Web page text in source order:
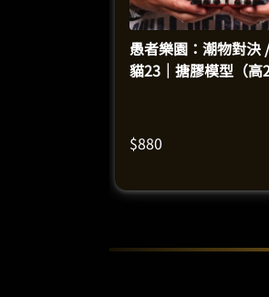
愚者樂園：潮物對決
貓23｜搪膠模型（高
$880